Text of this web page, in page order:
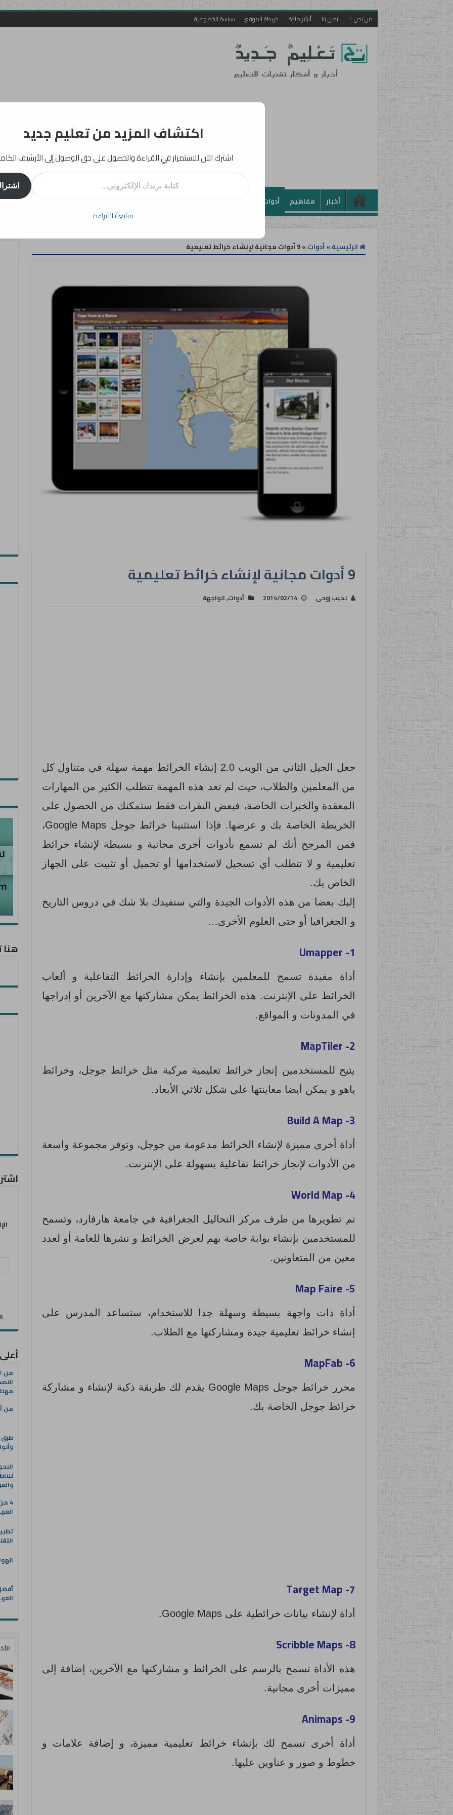
من نحن ؟ اتصل بنا أنشر مادة خريطة الموقع سياسة الخصوصية
أخبار مفاهيم أدوات بيداغوجيا
الرئيسية»أدوات»9 أدوات مجانية لإنشاء خرائط تعليمية
9 أدوات مجانية لإنشاء خرائط تعليمية
نجيب زوحى 2014/02/14 أدوات,الواجهة
جعل الجيل الثاني من الويب 2.0 إنشاء الخرائط مهمة سهلة في متناول كل
من المعلمين والطلاب، حيث لم تعد هذه المهمة تتطلب الكثير من المهارات
المعقدة والخبرات الخاصة، فبعض النقرات فقط ستمكنك من الحصول على
الخريطة الخاصة بك و عرضها. فإذا استثنينا خرائط جوجل Google Maps،
فمن المرجح أنك لم تسمع بأدوات أخرى مجانية و بسيطة لإنشاء خرائط
تعليمية و لا تتطلب أي تسجيل لاستخدامها أو تحميل أو تثبيت على الجهاز
الخاص بك.
إلبك بعضا من هذه الأدوات الجيدة والتي ستفيدك بلا شك في دروس التاريخ
و الجغرافيا أو حتى العلوم الأخرى…
1-
Umapper
أداة مفيدة تسمح للمعلمين بإنشاء وإدارة الخرائط التفاعلية و ألعاب
الخرائط على الإنترنت. هذه الخرائط يمكن مشاركتها مع الآخرين أو إدراجها
في المدونات و المواقع.
2-
MapTiler
يتيح للمستخدمين إنجاز خرائط تعليمية مركبة مثل خرائط جوجل، وخرائط
ياهو و يمكن أيضا معاينتها على شكل ثلاثي الأبعاد.
3-
Build A Map
أداة أخرى مميزة لإنشاء الخرائط مدعومة من جوجل، وتوفر مجموعة واسعة
من الأدوات لإنجاز خرائط تفاعلية بسهولة على الإنترنت.
4-
World Map
تم تطويرها من طرف مركز التحاليل الجغرافية في جامعة هارفارد، وتسمح
للمستخدمين بإنشاء بوابة خاصة بهم لعرض الخرائط و نشرها للعامة أو لعدد
معين من المتعاونين.
5-
Map Faire
أداة ذات واجهة بسيطة وسهلة جدا للاستخدام، ستساعد المدرس على
إنشاء خرائط تعليمية جيدة ومشاركتها مع الطلاب.
6-
MapFab
محرر خرائط جوجل Google Maps يقدم لك طريقة ذكية لإنشاء و مشاركة
خرائط جوجل الخاصة بك.
7-
Target Map
أداة لإنشاء بيانات خرائطية على Google Maps.
8-
Scribble Maps
هذه الأداة تسمح بالرسم على الخرائط و مشاركتها مع الآخرين، إضافة إلى
مميزات أخرى مجانية.
9-
Animaps
أداة أخرى تسمح لك بإنشاء خرائط تعليمية مميزة، و إضافة علامات و
خطوط و صور و عناوين عليها.
هنا
من
من
طرق
4
اكتشاف المزيد من تعليم جديد
اشترك الآن للاستمرار في القراءة والحصول على حق الوصول إلى الأرشيف
كتابة بريدك الإلكتروني...
متابعة القراءة